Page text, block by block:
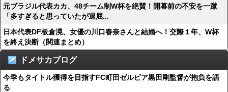
元ブラジル代表カカ、48チーム制W杯を絶賛！開幕前の不安を一蹴
「多すぎると思っていたが退屈...
日本代表DF板倉滉、女優の川口春奈さんと結婚へ！交際１年、W杯
を終え決断（関連まとめ）
ドメサカブログ
今季もタイトル獲得を目指すFC町田ゼルビア黒田剛監督が抱負を語
る